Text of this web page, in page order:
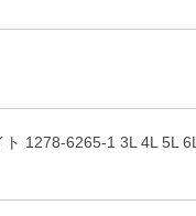
1278-6265-1 3L 4L 5L 6L